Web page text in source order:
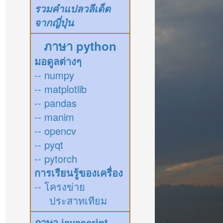
รวมคำแปลวลีเด็ด
จากญี่ปุ่น
ภาษา python
มอดูลต่างๆ
-- numpy
-- matplotlib
-- pandas
-- manim
-- opencv
-- pyqt
-- pytorch
การเรียนรู้ของเครื่อง
-- โครงข่าย
ประสาทเทียม